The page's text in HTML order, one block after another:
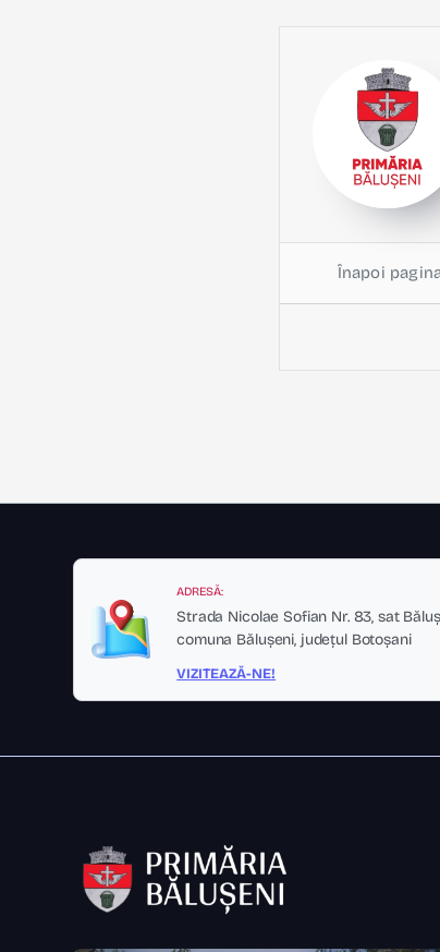
Înapoi
ADRESĂ:
Strada Nicolae Sofian Nr. 83, sat
comuna Bălușeni, județul Botoșani
VIZITEAZĂ-NE!